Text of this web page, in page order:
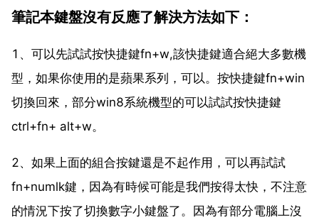
筆記本鍵盤沒有反應了解決方法如下：
1、可以先試試按快捷鍵fn+w,該快捷鍵適合絕大多數機
型，如果你使用的是蘋果系列，可以。按快捷鍵fn+win
切換回來，部分win8系統機型的可以試試按快捷鍵
ctrl+fn+ alt+w。
2、如果上面的組合按鍵還是不起作用，可以再試試
fn+numlk鍵，因為有時候可能是我們按得太快，不注意
的情況下按了切換數字小鍵盤了。因為有部分電腦上沒